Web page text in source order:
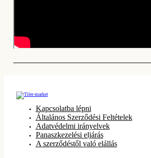
Kapcsolatba lépni
Általános Szerződési Feltételek
Adatvédelmi irányelvek
Panaszkezelési eljárás
A szerződéstől való elállás